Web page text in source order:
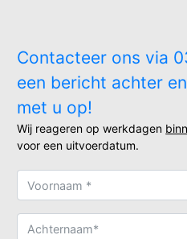
Contacteer ons via
een bericht achter
met u op!
Wij reageren op werkdagen
voor een uitvoerdatum.